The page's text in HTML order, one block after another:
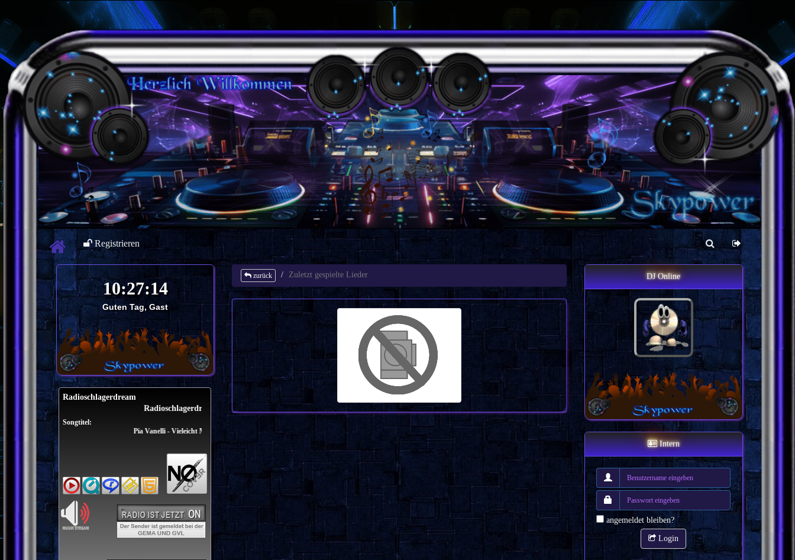
Registrieren
Guten Tag, Gast
Radioschlagerdream
Radioschlagerdream
Songtitel:
Pia Vanelli - Vieleicht Macht Es Bum
zurück Zuletzt gespielte Lieder DJ Online
Intern
angemeldet bleiben?
Login